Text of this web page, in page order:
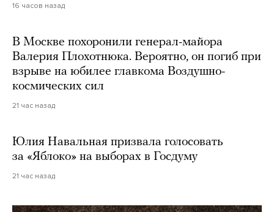
16 часов назад
В Москве похоронили генерал-майора
Валерия Плохотнюка. Вероятно, он погиб при
взрыве на юбилее главкома Воздушно-
космических сил
21 час назад
Юлия Навальная призвала голосовать
за «Яблоко» на выборах в Госдуму
21 час назад